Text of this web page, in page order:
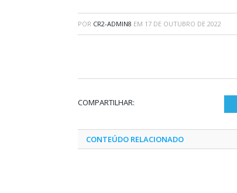
POR CR2-ADMIN8 EM 17 DE OUTUBRO DE 2022
COMPARTILHAR:
CONTEÚDO RELACIONADO